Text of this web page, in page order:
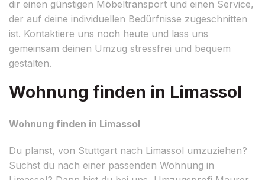
dir einen günstigen Möbeltransport und einen Service,
der auf deine individuellen Bedürfnisse zugeschnitten
ist. Kontaktiere uns noch heute und lass uns
gemeinsam deinen Umzug stressfrei und bequem
gestalten.
Wohnung finden in Limassol
Wohnung finden in Limassol
Du planst, von Stuttgart nach Limassol umzuziehen?
Suchst du nach einer passenden Wohnung in